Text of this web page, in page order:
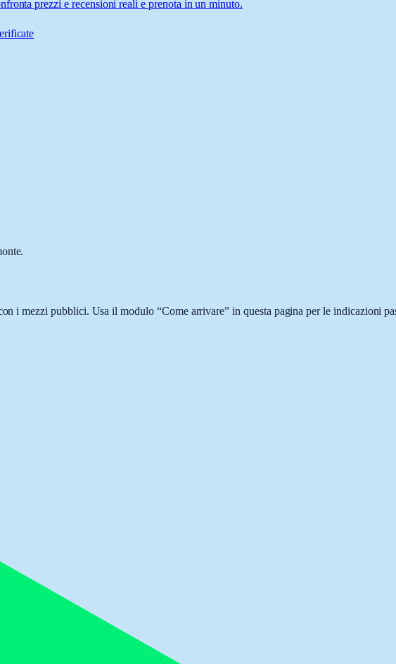
prezzi e recensioni reali e prenota in un minuto.
i mezzi pubblici. Usa il modulo “Come arrivare” in questa pagina per le indicazioni